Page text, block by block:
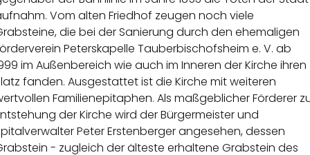
Vom alten Friedhof zeugen noch viele
die bei der Sanierung durch den ehemaligen
Peterskapelle Tauberbischofsheim e. V. ab
im Außenbereich wie auch im Inneren der Kirche ihren
fanden. Ausgestattet ist die Kirche mit weiteren
Familienepitaphen. Als maßgeblicher Förderer
der Kirche wird der Bürgermeister und
Peter Erstenberger angesehen, dessen
- zugleich der älteste erhaltene Grabstein des